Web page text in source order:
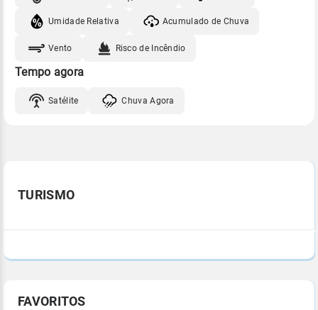
Umidade Relativa Acumulado de Chuva
Vento Risco de Incêndio
Tempo agora
Satélite Chuva Agora
TURISMO
FAVORITOS